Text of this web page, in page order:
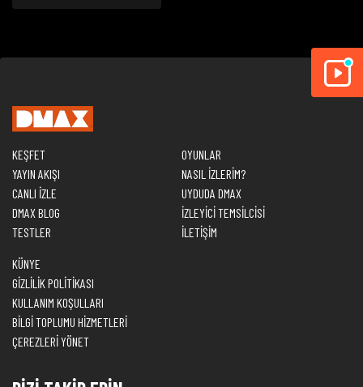
KEŞFET
YAYIN AKIŞI
CANLI İZLE
DMAX BLOG
TESTLER
OYUNLAR
NASIL İZLERİM?
UYDUDA DMAX
İZLEYİCİ TEMSİLCİSİ
İLETİŞİM
KÜNYE
GİZLİLİK POLİTİKASI
KULLANIM KOŞULLARI
BİLGİ TOPLUMU HİZMETLERİ
ÇEREZLERİ YÖNET